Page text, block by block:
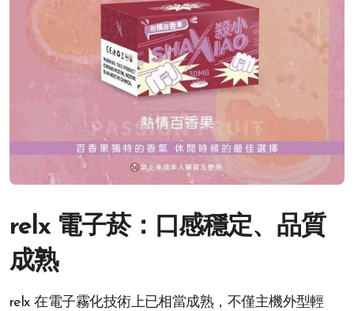
relx 電子菸：口感穩定、品質
成熟
relx 在電子霧化技術上已相當成熟，不僅主機外型輕